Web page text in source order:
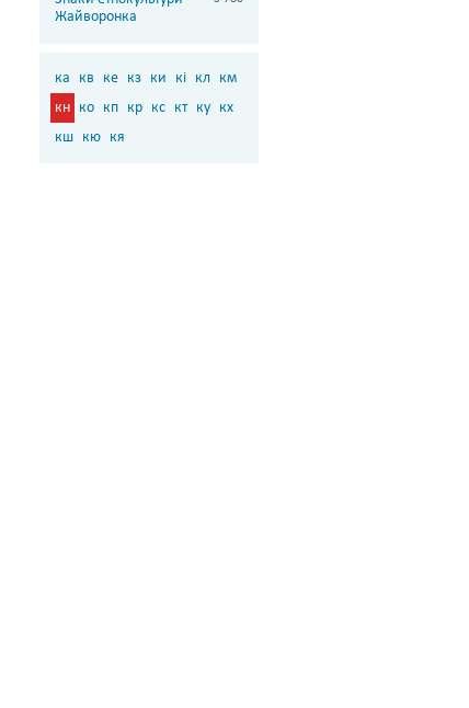
Жайворонка
ка кв ке кз ки кі кл
км
кн ко кп кр кс кт ку кх
кш кю кя